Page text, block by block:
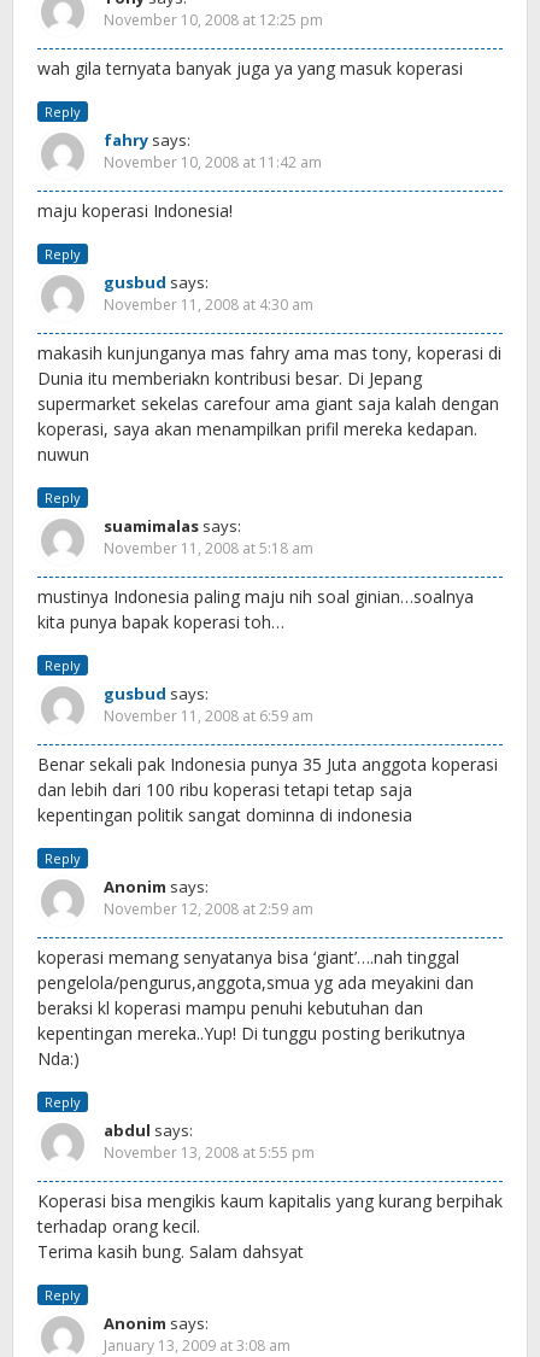
November 10, 2008 at 12:25 pm
wah gila ternyata banyak juga ya yang masuk koperasi
Reply
fahry says:
November 10, 2008 at 11:42 am
maju koperasi Indonesia!
Reply
gusbud says:
November 11, 2008 at 4:30 am
makasih kunjunganya mas fahry ama mas tony, koperasi di
Dunia itu memberiakn kontribusi besar. Di Jepang
supermarket sekelas carefour ama giant saja kalah dengan
koperasi, saya akan menampilkan prifil mereka kedapan.
nuwun
Reply
suamimalas says:
November 11, 2008 at 5:18 am
mustinya Indonesia paling maju nih soal ginian…soalnya
kita punya bapak koperasi toh…
Reply
gusbud says:
November 11, 2008 at 6:59 am
Benar sekali pak Indonesia punya 35 Juta anggota koperasi
dan lebih dari 100 ribu koperasi tetapi tetap saja
kepentingan politik sangat dominna di indonesia
Reply
Anonim says:
November 12, 2008 at 2:59 am
koperasi memang senyatanya bisa ‘giant’….nah tinggal
pengelola/pengurus,anggota,smua yg ada meyakini dan
beraksi kl koperasi mampu penuhi kebutuhan dan
kepentingan mereka..Yup! Di tunggu posting berikutnya
Nda:)
Reply
abdul says:
November 13, 2008 at 5:55 pm
Koperasi bisa mengikis kaum kapitalis yang kurang berpihak
terhadap orang kecil.
Terima kasih bung. Salam dahsyat
Reply
Anonim says:
January 13, 2009 at 3:08 am